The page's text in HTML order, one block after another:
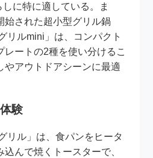
に特に適している。ま
始された超小型グリル鍋
リルmini」は、コンパクト
レートの2種を使い分けるこ
やアウトドアシーンに最適
験
リル」は、食パンをヒータ
んで焼くトースターで、